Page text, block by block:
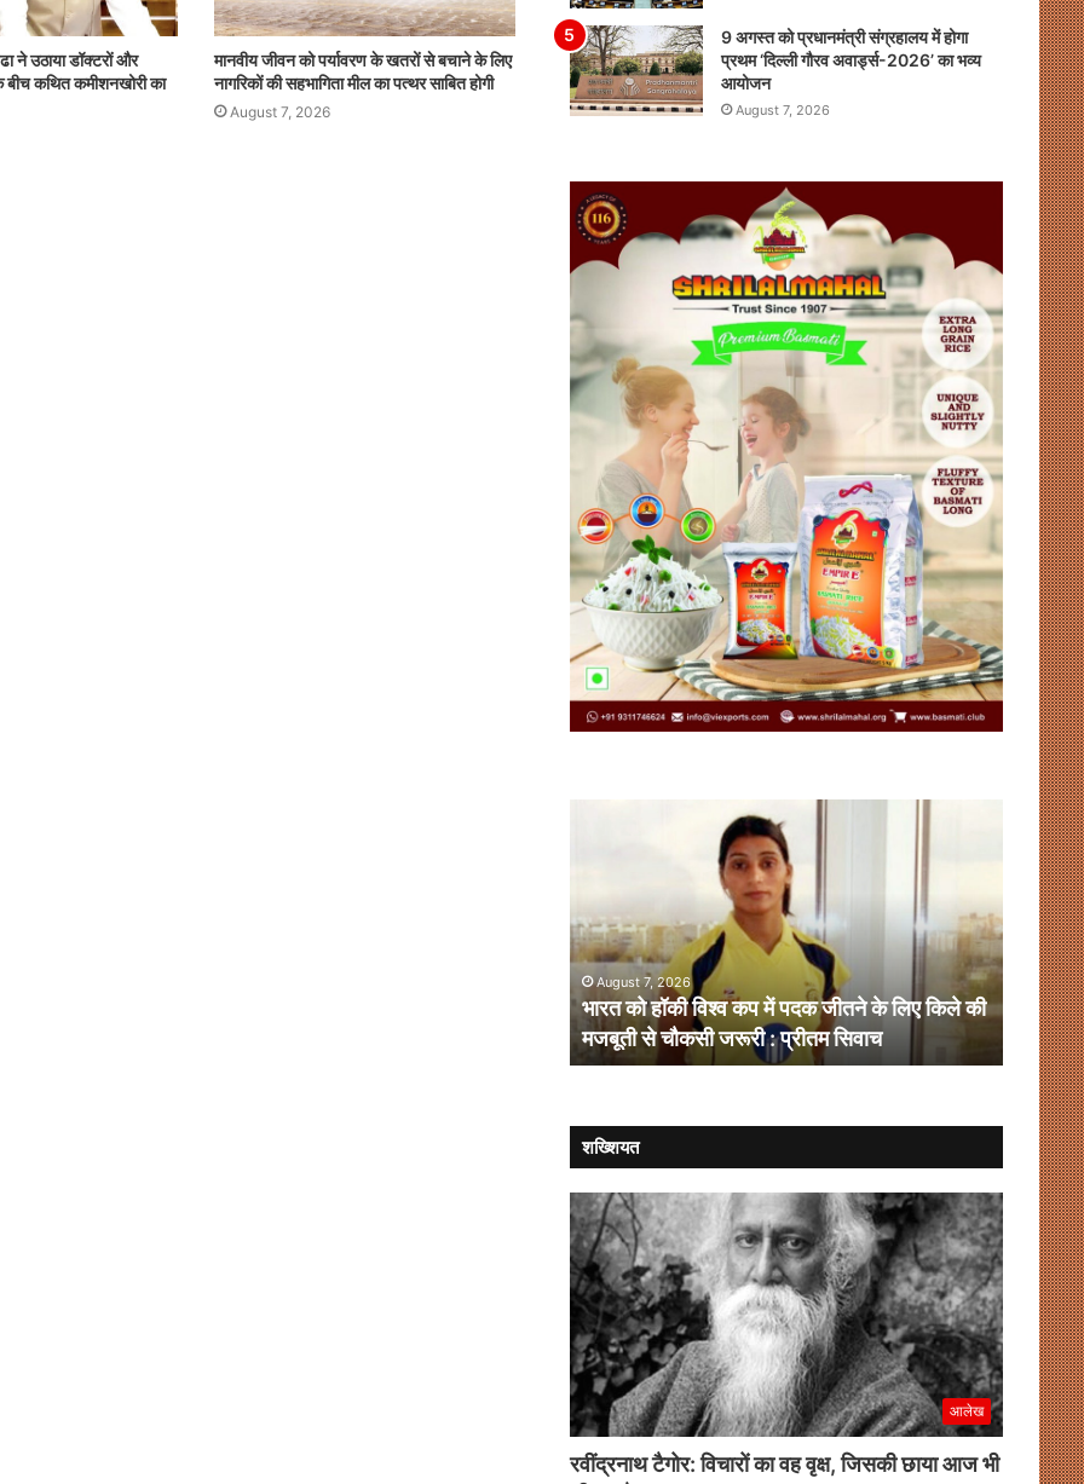
ने उठाया डॉक्टरों और
बीच कथित कमीशनखोरी का
मानवीय जीवन को पर्यावरण के खतरों से बचाने के लिए
नागरिकों की सहभागिता मील का पत्थर साबित होगी
August 7, 2026
9 अगस्त को प्रधानमंत्री संग्रहालय में होगा
प्रथम ‘दिल्ली गौरव अवार्ड्स-2026’ का भव्य
आयोजन
August 7, 2026
में
पदक
जीतने
के
लिए
किले
चौकसी
जरूरी
:
प्रीतम
सिवाच
August 7, 2026
भारत को हॉकी विश्व कप में पदक जीतने के लिए किले की
मजबूती से चौकसी जरूरी : प्रीतम सिवाच
संसदीय-
गतिरोध
लोकतंत्र,
संवाद
है
समाधान
August
समाधान
शख्शियत
आलेख
रवींद्रनाथ टैगोर: विचारों का वह वृक्ष, जिसकी छाया आज भी